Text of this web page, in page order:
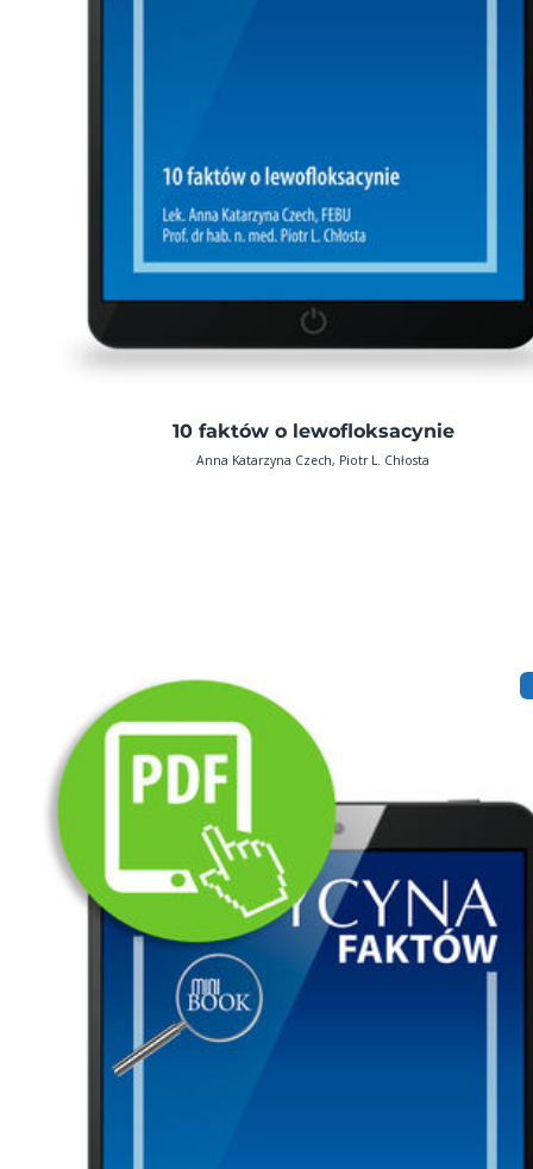
10 faktów o lewofloksacynie
Anna Katarzyna Czech, Piotr L. Chłosta